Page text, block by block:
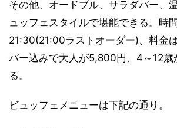
その他、オードブル、サラダバー、
ュッフェスタイルで堪能できる。時
21:30(21:00ラストオーダー)、料金
バー込みで大人が5,800円、4～12
る。
ビュッフェメニューは下記の通り。